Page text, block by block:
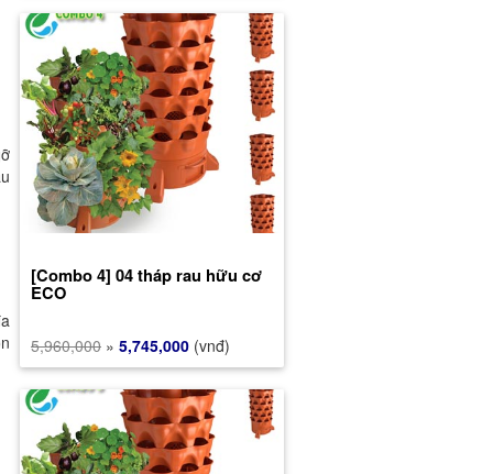
[Combo 4] 04 tháp rau hữu cơ
ECO
5,960,000 » 5,745,000 (vnđ)